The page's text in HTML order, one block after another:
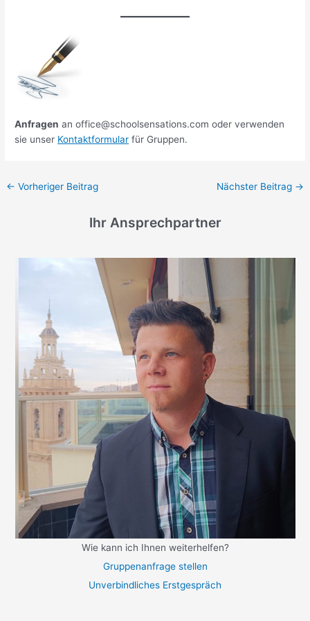
Anfragen an office@schoolsensations.com oder verwenden
sie unser Kontaktformular für Gruppen.
← Vorheriger Beitrag Nächster Beitrag →
Ihr Ansprechpartner
Wie kann ich Ihnen weiterhelfen?
Gruppenanfrage stellen
Unverbindliches Erstgespräch